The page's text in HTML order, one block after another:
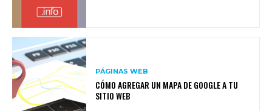
PÁGINAS WEB
CÓMO AGREGAR UN MAPA DE GOOGLE A TU
SITIO WEB